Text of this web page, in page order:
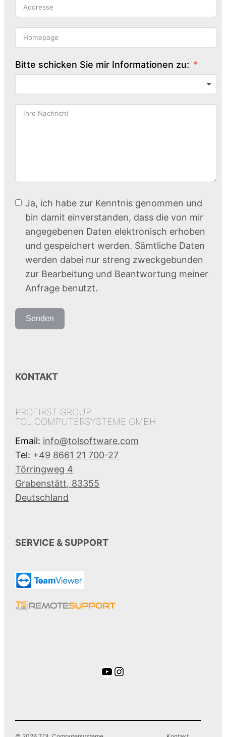
Bitte schicken Sie mir Informationen zu:
Ja, ich habe zur Kenntnis genommen und
bin damit einverstanden, dass die von mir
angegebenen Daten elektronisch erhoben
und gespeichert werden. Sämtliche Daten
werden dabei nur streng zweckgebunden
zur Bearbeitung und Beantwortung meiner
Anfrage benutzt.
Senden
KONTAKT
PROFIRST GROUP
TOL COMPUTERSYSTEME GMBH
Email: info@tolsoftware.com
Tel: +49 8661 21 700-27
Törringweg 4
Grabenstätt, 83355
Deutschland
SERVICE & SUPPORT
YouTube
Instagram